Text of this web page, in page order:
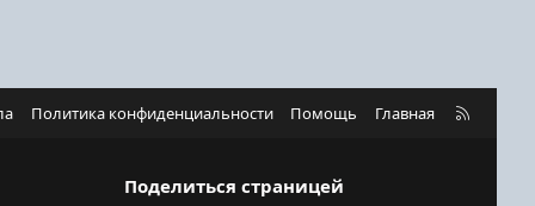
Политика конфиденциальности Помощь Главная
R
Поделиться страницей